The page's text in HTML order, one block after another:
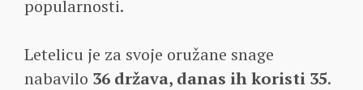
popularnosti.
Letelicu je za svoje oružane snage
nabavilo 36 država, danas ih koristi 35.